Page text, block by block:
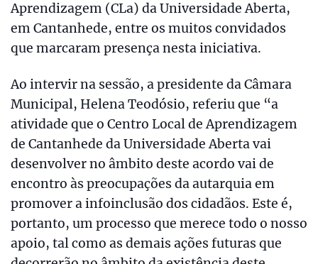
Aprendizagem (CLa) da Universidade Aberta,
em Cantanhede, entre os muitos convidados
que marcaram presença nesta iniciativa.
Ao intervir na sessão, a presidente da Câmara
Municipal, Helena Teodósio, referiu que “a
atividade que o Centro Local de Aprendizagem
de Cantanhede da Universidade Aberta vai
desenvolver no âmbito deste acordo vai de
encontro às preocupações da autarquia em
promover a infoinclusão dos cidadãos. Este é,
portanto, um processo que merece todo o nosso
apoio, tal como as demais ações futuras que